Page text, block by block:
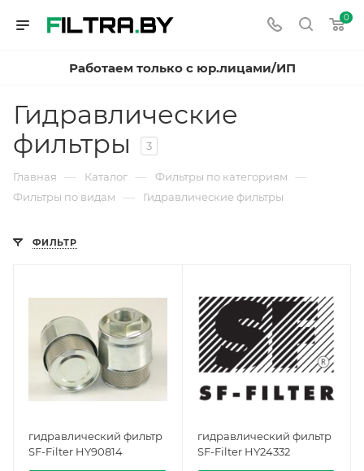
0
Работаем только с юр.лицами/ИП
Гидравлические
фильтры
3
Главная — Каталог — Фильтры по категориям —
Фильтры по видам — Гидравлические фильтры
ФИЛЬТР
гидравлический фильтр
SF-Filter HY90814
гидравлический фильтр
SF-Filter HY24332